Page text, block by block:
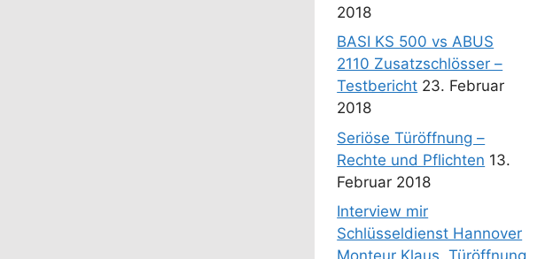
2018
BASI KS 500 vs ABUS
2110 Zusatzschlösser –
Testbericht 23. Februar
2018
Seriöse Türöffnung –
Rechte und Pflichten 13.
Februar 2018
Interview mir
Schlüsseldienst Hannover